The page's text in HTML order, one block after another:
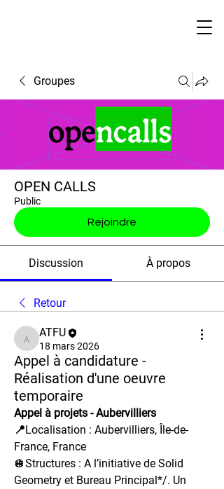
Groupes
OPEN CALLS
Public
Rejoindre
Discussion À propos
Retour
ATFU
ATFU
18 mars 2026
Appel à candidature -
Réalisation d'une oeuvre
temporaire
Appel à projets - Aubervilliers
📍Localisation : Aubervilliers, Île-de-
France, France
🪩Structures : A l’initiative de Solid
Geometry et Bureau Principal*/. Un